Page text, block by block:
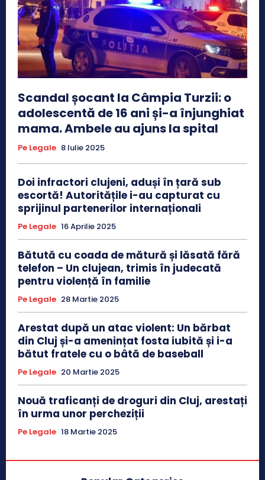
Scandal șocant la Câmpia Turzii: o
adolescentă de 16 ani și-a înjunghiat
mama. Ambele au ajuns la spital
Pe Legale 8 Iulie 2025
Doi infractori clujeni, aduși în țară sub
escortă! Autoritățile i-au capturat cu
sprijinul partenerilor internaționali
Pe Legale 16 Aprilie 2025
Bătută cu coada de mătură și lăsată fără
telefon – Un clujean, trimis în judecată
pentru violență în familie
Pe Legale 28 Martie 2025
Arestat după un atac violent: Un bărbat
din Cluj și-a amenințat fosta iubită și i-a
bătut fratele cu o bâtă de baseball
Pe Legale 20 Martie 2025
Nouă traficanți de droguri din Cluj, arestați
în urma unor percheziții
Pe Legale 18 Martie 2025